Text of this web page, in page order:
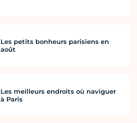
Les petits bonheurs parisiens en
août
Les meilleurs endroits où naviguer
à Paris